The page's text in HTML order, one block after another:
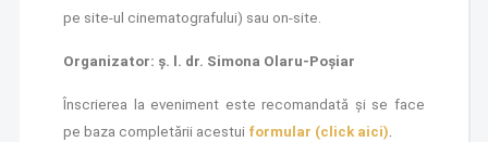
pe site-ul cinematografului) sau on-site.
Organizator: ș. l. dr. Simona Olaru-Poșiar
Înscrierea la eveniment este recomandată și se face
pe baza completării acestui formular (click aici).